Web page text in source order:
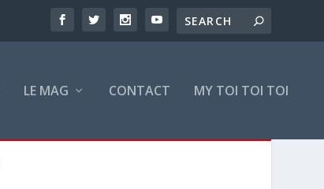
LE MAG CONTACT MY TOI TOI TOI